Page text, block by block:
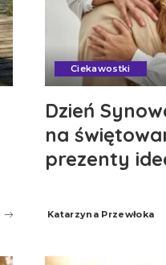
Ciekawostki
Dzień
na
prezenty
Posted
Katarzyna Przewłoka